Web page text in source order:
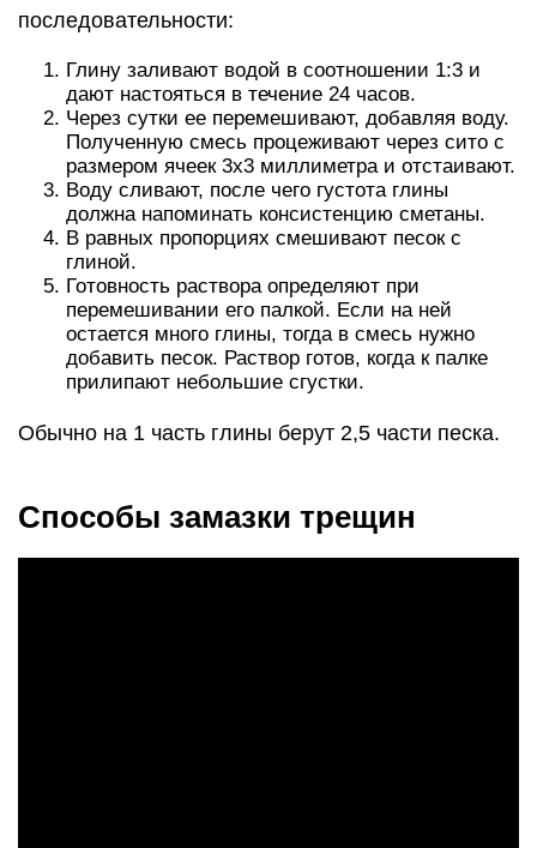
последовательности:
Глину заливают водой в соотношении 1:3 и
дают настояться в течение 24 часов.
Через сутки ее перемешивают, добавляя воду.
Полученную смесь процеживают через сито с
размером ячеек 3х3 миллиметра и отстаивают.
Воду сливают, после чего густота глины
должна напоминать консистенцию сметаны.
В равных пропорциях смешивают песок с
глиной.
Готовность раствора определяют при
перемешивании его палкой. Если на ней
остается много глины, тогда в смесь нужно
добавить песок. Раствор готов, когда к палке
прилипают небольшие сгустки.
Обычно на 1 часть глины берут 2,5 части песка.
Способы замазки трещин